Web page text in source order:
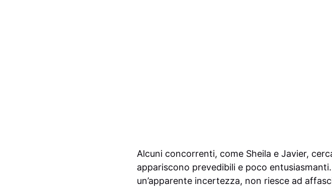
Alcuni concorrenti, come Sheila e Javier,
appariscono prevedibili e poco
un’apparente incertezza, non riesce ad